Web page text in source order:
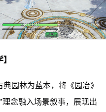
园林为蓝本，将《园冶》
念融入场景叙事，展现出